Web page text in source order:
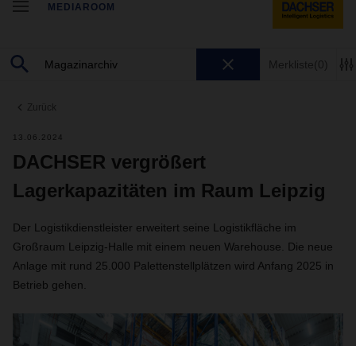
MEDIAROOM
Merkliste(0)
Zurück
13.06.2024
DACHSER vergrößert
Lagerkapazitäten im Raum Leipzig
Der Logistikdienstleister erweitert seine Logistikfläche im
Großraum Leipzig-Halle mit einem neuen Warehouse. Die neue
Anlage mit rund 25.000 Palettenstellplätzen wird Anfang 2025 in
Betrieb gehen.